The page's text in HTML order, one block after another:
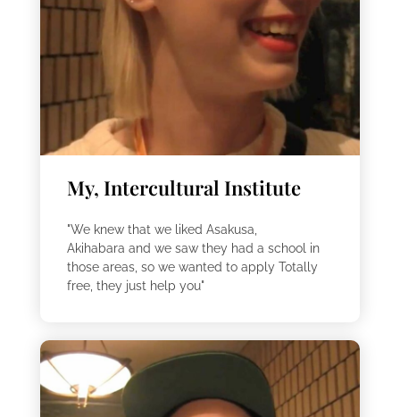
My, Intercultural Institute
"We knew that we liked Asakusa,
Akihabara and we saw they had a school in
those areas, so we wanted to apply Totally
free, they just help you"